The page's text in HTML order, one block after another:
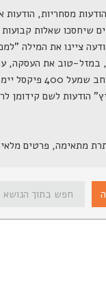
מתאימה, פרטים